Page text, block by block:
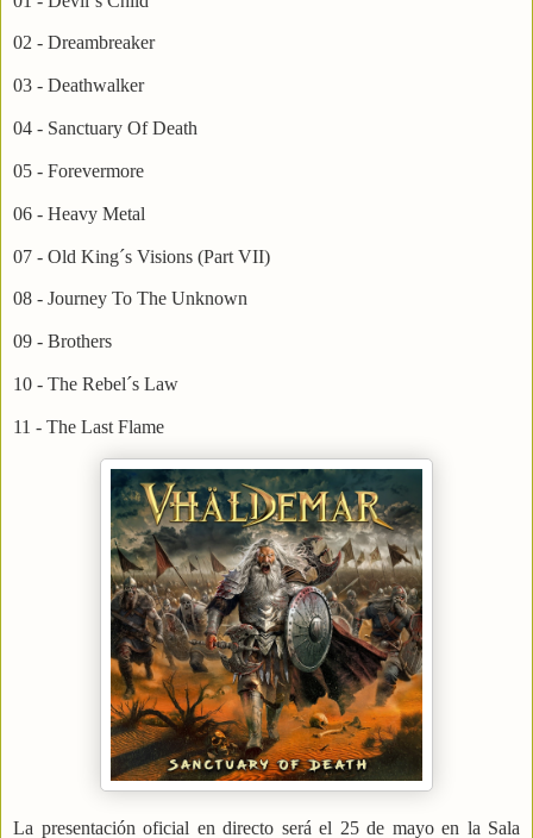
02 - Dreambreaker
03 - Deathwalker
04 - Sanctuary Of Death
05 - Forevermore
06 - Heavy Metal
07 - Old King´s Visions (Part VII)
08 - Journey To The Unknown
09 - Brothers
10 - The Rebel´s Law
11 - The Last Flame
La presentación oficial en directo será el 25 de mayo en la Sala